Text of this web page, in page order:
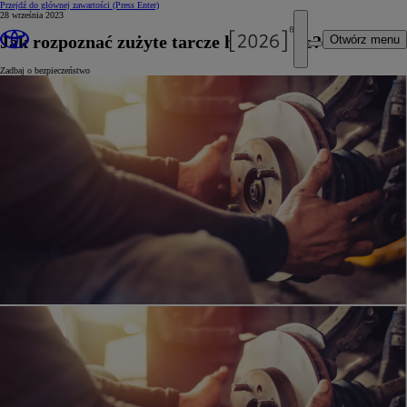
Przejdź do głównej zawartości (Press Enter)
Otwórz menu
28 września 2023
Jak rozpoznać zużyte tarcze hamulcowe?
Zadbaj o bezpieczeństwo